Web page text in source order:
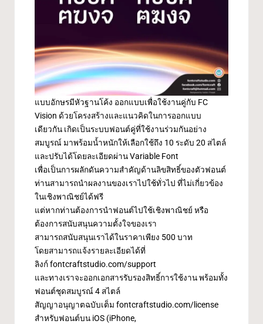
แบบอักษรมีหัวฐานโค้ง ออกแบบเพื่อใช้งานคู่กับ FC
Vision ด้วยโครงสร้างและแนวคิดในการออกแบบ
เดียวกัน เกิดเป็นระบบฟอนต์คู่ที่ใช้งานร่วมกันอย่าง
สมบูรณ์ มาพร้อมน้ำหนักให้เลือกใช้ถึง 10 ระดับ 20 สไตล์
และปรับได้โดยละเอียดผ่าน Variable Font
เพื่อเป็นการผลักดันความสำคัญด้านลิขสิทธิ์ของตัวฟอนต์
ท่านสามารถนำผลงานของเราไปใช้ทั่วไป ที่ไม่เกี่ยวข้อง
ในเชิงพาณิชย์ได้ฟรี
แต่หากท่านต้องการนำฟอนต์ไปใช้เชิงพาณิชย์ หรือ
ต้องการสนับสนุนความตั้งใจของเรา
สามารถสนับสนุนเราได้ในราคาเพียง 500 บาท
โดยสามารถแจ้งรายละเอียดได้ที่
ลิงก์fontcraftstudio.com/support
และทางเราจะออกเอกสารรับรองสิทธิ์การใช้งาน พร้อมทั้ง
ฟอนต์ชุดสมบูรณ์ 4 สไตล์
สัญญาอนุญาตฉบับเต็ม fontcraftstudio.com/license
สำหรับฟอนต์บน iOS (iPhone,